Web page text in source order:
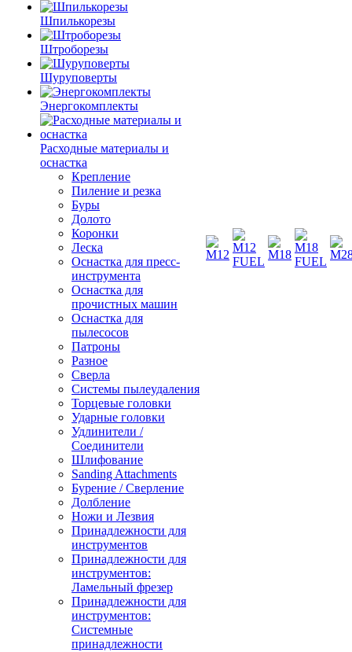
Шпилькорезы
Штроборезы
Шуруповерты
Энергокомплекты
Расходные материалы и
оснастка
Крепление
Пиление и резка
Буры
Долото
Коронки
Леска
Оснастка для пресс-
инструмента
Оснастка для
прочистных машин
Оснастка для
пылесосов
Патроны
Разное
Сверла
Системы пылеудаления
Торцевые головки
Ударные головки
Удлинители /
Соединители
Шлифование
Sanding Attachments
Бурение / Сверление
Долбление
Ножи и Лезвия
Принадлежности для
инструментов
Принадлежности для
инструментов:
Ламельный фрезер
Принадлежности для
инструментов:
Системные
принадлежности